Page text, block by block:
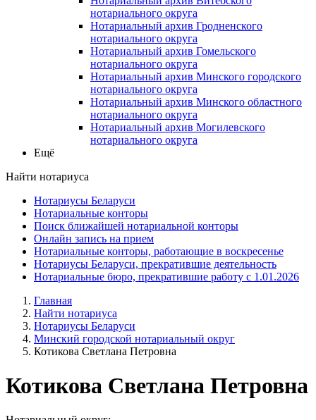
нотариального округа
Нотариальный архив Гродненского
нотариального округа
Нотариальный архив Гомельского
нотариального округа
Нотариальный архив Минского городского
нотариального округа
Нотариальный архив Минского областного
нотариального округа
Нотариальный архив Могилевского
нотариального округа
Ещё
Найти нотариуса
Нотариусы Беларуси
Нотариальные конторы
Поиск ближайшей нотариальной конторы
Онлайн запись на прием
Нотариальные конторы, работающие в воскресенье
Нотариусы Беларуси, прекратившие деятельность
Нотариальные бюро, прекратившие работу с 1.01.2026
Главная
Найти нотариуса
Нотариусы Беларуси
Минский городской нотариальный округ
Котикова Светлана Петровна
Котикова Светлана Петровна